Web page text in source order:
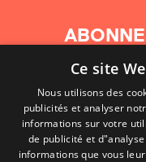
Ce site
Nous utilisons des
publicités et analyser
informations sur votre
de publicité et
informations que vous